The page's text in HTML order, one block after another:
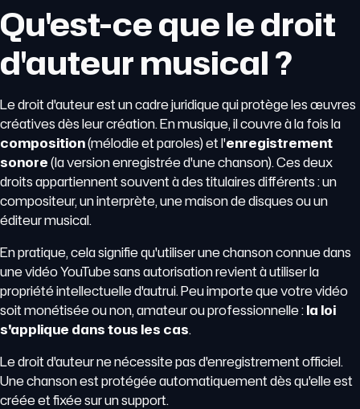
Qu'est-ce que le droit
d'auteur musical ?
Le droit d'auteur est un cadre juridique qui protège les œuvres
créatives dès leur création. En musique, il couvre à la fois la
composition(mélodie et paroles) et l'enregistrement
sonore(la version enregistrée d'une chanson). Ces deux
droits appartiennent souvent à des titulaires différents : un
compositeur, un interprète, une maison de disques ou un
éditeur musical.
En pratique, cela signifie qu'utiliser une chanson connue dans
une vidéo YouTube sans autorisation revient à utiliser la
propriété intellectuelle d'autrui. Peu importe que votre vidéo
soit monétisée ou non, amateur ou professionnelle :la loi
s'applique dans tous les cas.
Le droit d'auteur ne nécessite pas d'enregistrement officiel.
Une chanson est protégée automatiquement dès qu'elle est
créée et fixée sur un support.